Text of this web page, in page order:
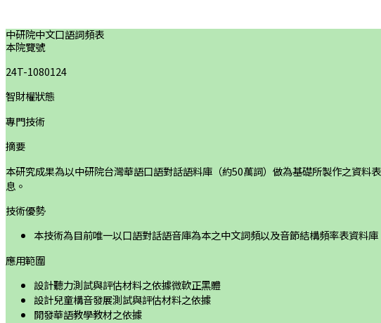
中研院中文口語詞頻表
本院覽號
24T-1080124
智財權狀態
專門技術
摘要
本研究成果為以中研院台灣華語口語對話語料庫（約50萬詞）做為基礎所製作之資
息。
技術優勢
本技術為目前唯一以口語對話語音庫為本之中文詞頻以及音節結構頻率表資料
應用範圍
設計聽力測試與評估材料之依據微軟正黑體
設計兒童構音發展測試與評估材料之依據
開發華語教學教材之依據